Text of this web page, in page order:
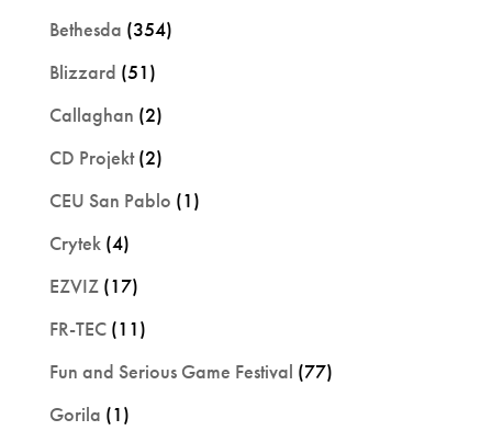
Bethesda (354)
Blizzard (51)
Callaghan (2)
CD Projekt(2)
CEU San Pablo (1)
Crytek(4)
EZVIZ(17)
FR-TEC(11)
Fun and Serious Game Festival (77)
Gorila (1)